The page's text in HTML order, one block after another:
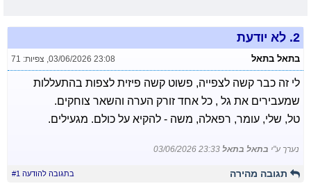
2. לא יודעת
בתאל בתאל 03/06/2026 23:08
, צפיות: 71
לי זה כבר קשה לצפייה, פשוט קשה פיזית לצפות בהתעללות
שמעבירים את גל , כל אחד זורק הערה והשאר צוחקים.
טל, שלי, עומר, רפאלה, משה - להקיא על כולם. מגעילים.
נערך ע"י בתאל בתאל 03/06/2026 23:33
תגובה מהירה בתגובה להודעה #1